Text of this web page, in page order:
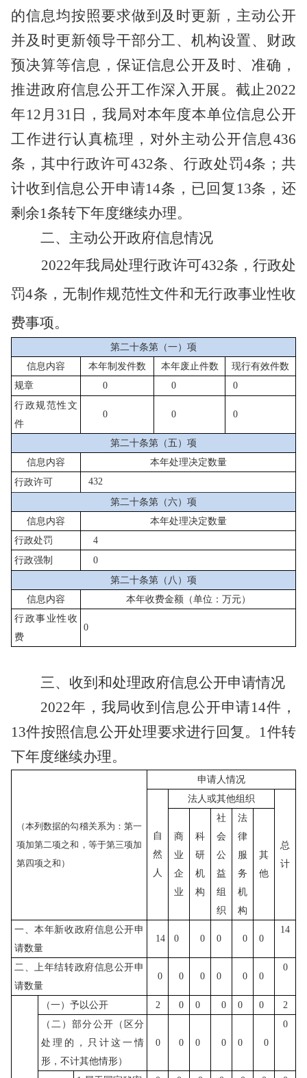
的信息均按照要求做到及时更新， 主动公开
并及时更新领导干部分工、机构设置、财政
预决算等信息，保证信息公开及时、准确，
推进政府信息公开工作深入开展。截止2022
年12月31日， 我局对本年度本单位信息公开
工作进行认真梳理， 对外主动公开信息436
条，其中行政许可432条、行政处罚4条；共
计收到信息公开申请14条，已回复13条，还
剩余1条转下年度继续办理。
二、 主动公开政府信息情况
2022年我局处理行政许可432条，行政处
罚4条，无制作规范性文件和无行政事业性收
费事项。
第二十条第（一）项
信息内容
本年制发件数 本年废止件数 现行有效件数
规章
0 0
0
行政规范性文
件
0 0 0
第二十条第（五）项
信息内容
本年处理决定数量
行政许可
432
第二十条第（六）项
信息内容
本年处理决定数量
行政处罚
4
行政强制
0
第二十条第（八）项
信息内容
本年收费金额（单位：万元）
行政事业性收
费
0
三、收到和处理政府信息公开申请情况
2022年，我局收到信息公开申请14件，
13件按照信息公开处理要求进行回复。 1件转
下年度继续办理。
（本列数据的勾稽关系为：第一
项加第二项之和，等于第三项加
第四项之和）
申请人情况
自
然
人
法人或其他组织
总
计
商
业
企
业
科
研
机
构
社
会
公
益
组
织
法
律
服
务
机
构
其
他
一、本年新收政府信息公开申
请数量
14 0 0 0 0 0
14
二、上年结转政府信息公开申
请数量
0 0 0 0 0 0
0
（一）予以公开 2 0 0 0 0 0
2
（二）部分公开（区分
处理的，只计这一情
形，不计其他情形）
0 0 0 0 0 0
0